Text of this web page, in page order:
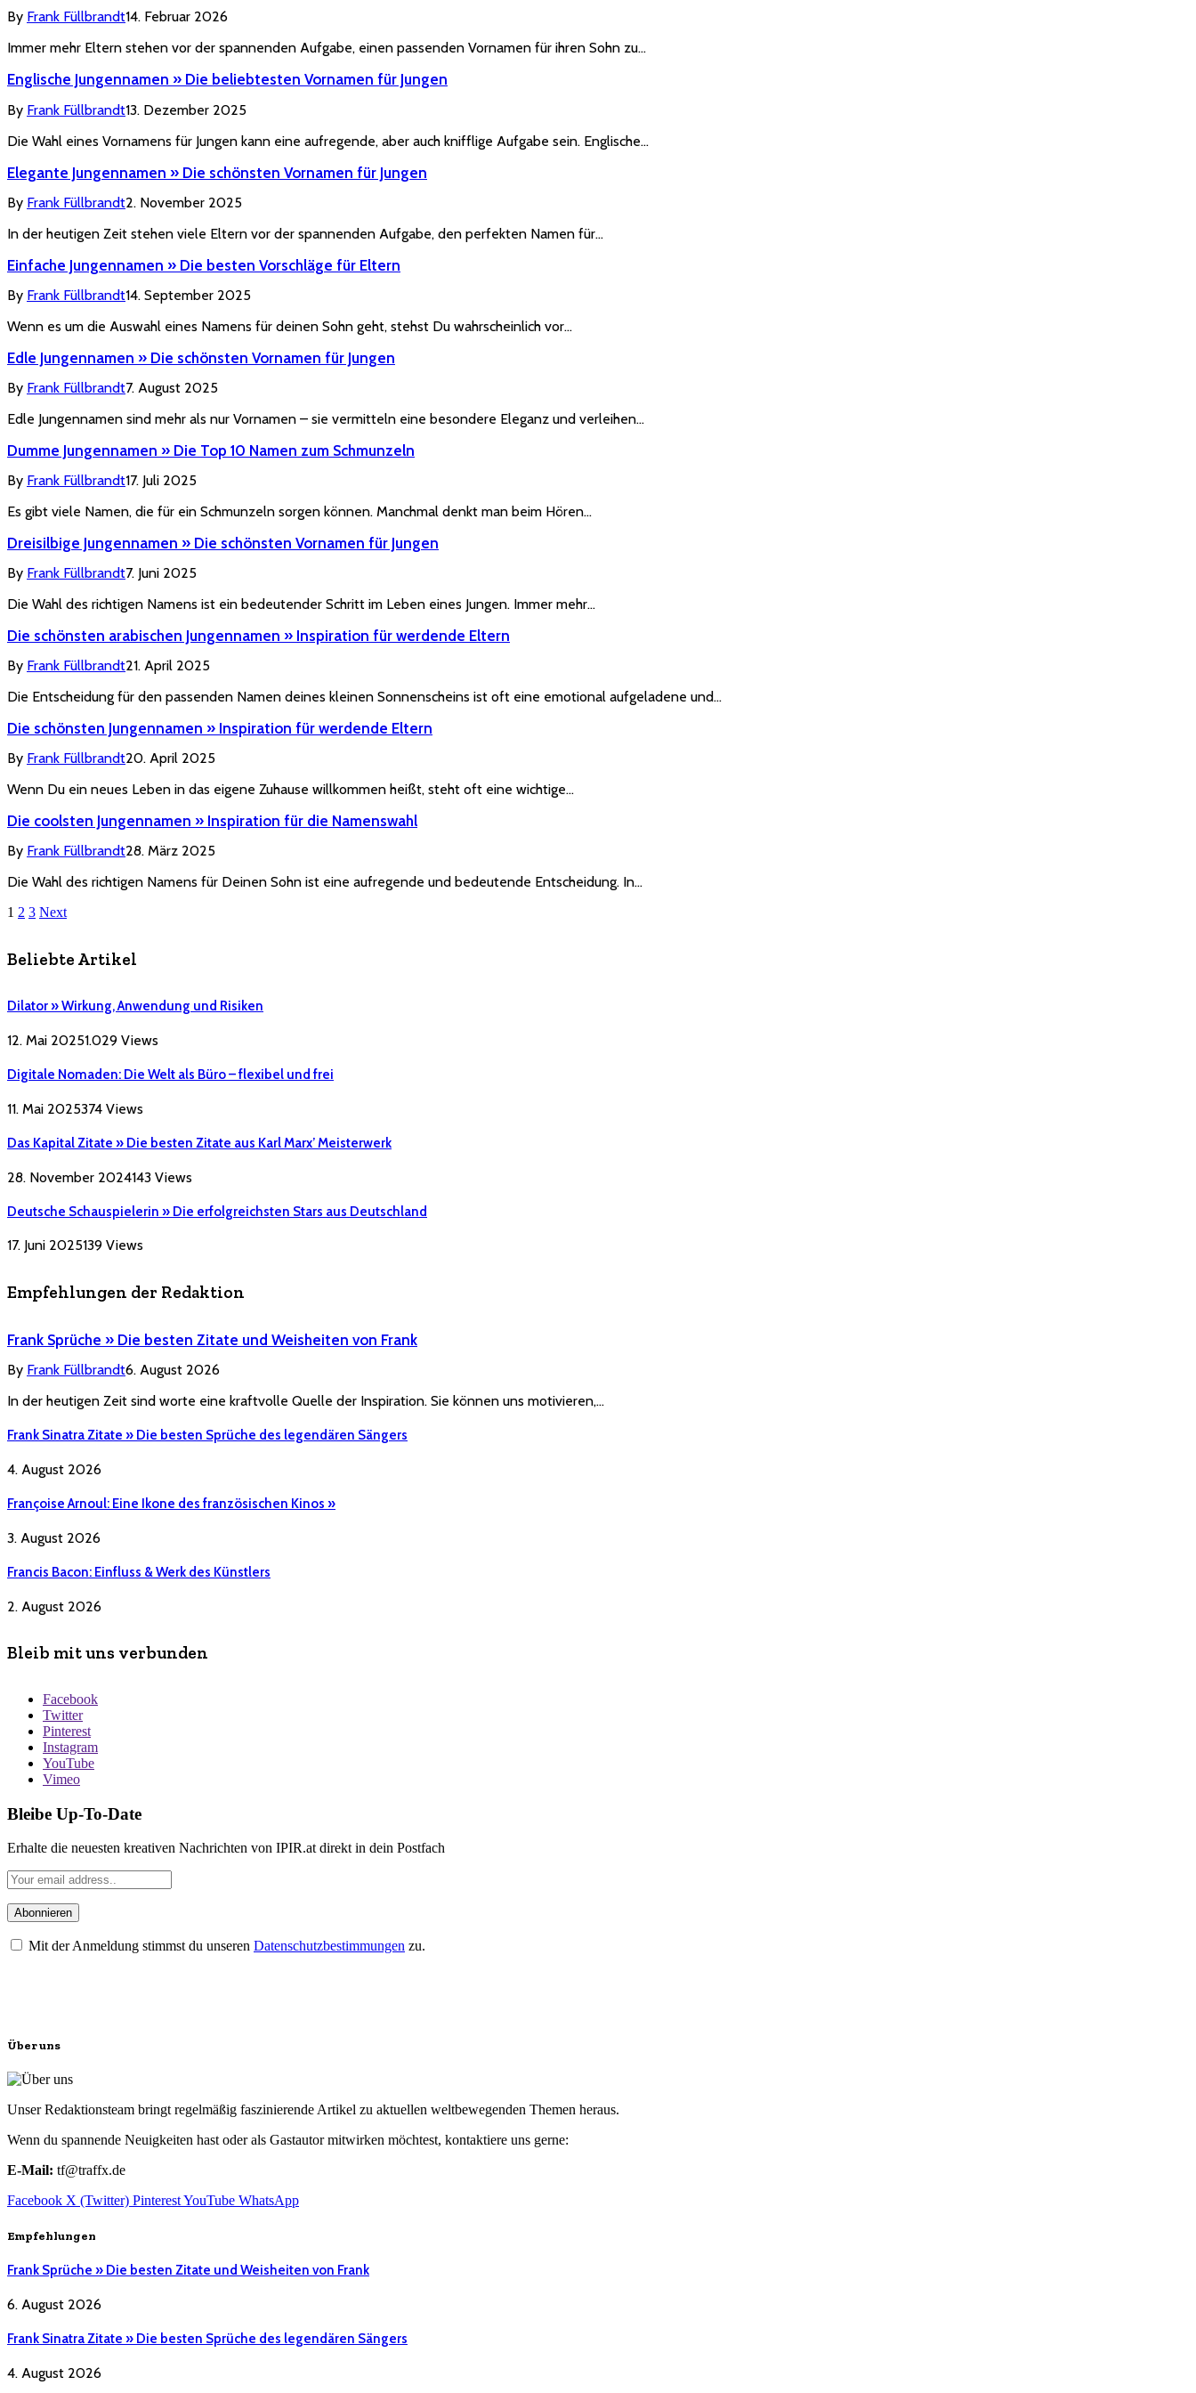
By Frank Füllbrandt14. Februar 2026
Immer mehr Eltern stehen vor der spannenden Aufgabe, einen passenden Vornamen für ihren Sohn zu…
Englische Jungennamen » Die beliebtesten Vornamen für Jungen
By Frank Füllbrandt13. Dezember 2025
Die Wahl eines Vornamens für Jungen kann eine aufregende, aber auch knifflige Aufgabe sein. Englische…
Elegante Jungennamen » Die schönsten Vornamen für Jungen
By Frank Füllbrandt2. November 2025
In der heutigen Zeit stehen viele Eltern vor der spannenden Aufgabe, den perfekten Namen für…
Einfache Jungennamen » Die besten Vorschläge für Eltern
By Frank Füllbrandt14. September 2025
Wenn es um die Auswahl eines Namens für deinen Sohn geht, stehst Du wahrscheinlich vor…
Edle Jungennamen » Die schönsten Vornamen für Jungen
By Frank Füllbrandt7. August 2025
Edle Jungennamen sind mehr als nur Vornamen – sie vermitteln eine besondere Eleganz und verleihen…
Dumme Jungennamen » Die Top 10 Namen zum Schmunzeln
By Frank Füllbrandt17. Juli 2025
Es gibt viele Namen, die für ein Schmunzeln sorgen können. Manchmal denkt man beim Hören…
Dreisilbige Jungennamen » Die schönsten Vornamen für Jungen
By Frank Füllbrandt7. Juni 2025
Die Wahl des richtigen Namens ist ein bedeutender Schritt im Leben eines Jungen. Immer mehr…
Die schönsten arabischen Jungennamen » Inspiration für werdende Eltern
By Frank Füllbrandt21. April 2025
Die Entscheidung für den passenden Namen deines kleinen Sonnenscheins ist oft eine emotional aufgeladene und…
Die schönsten Jungennamen » Inspiration für werdende Eltern
By Frank Füllbrandt20. April 2025
Wenn Du ein neues Leben in das eigene Zuhause willkommen heißt, steht oft eine wichtige…
Die coolsten Jungennamen » Inspiration für die Namenswahl
By Frank Füllbrandt28. März 2025
Die Wahl des richtigen Namens für Deinen Sohn ist eine aufregende und bedeutende Entscheidung. In…
1 2 3 Next
Beliebte Artikel
Dilator » Wirkung, Anwendung und Risiken
12. Mai 20251.029 Views
Digitale Nomaden: Die Welt als Büro – flexibel und frei
11. Mai 2025374 Views
Das Kapital Zitate » Die besten Zitate aus Karl Marx’ Meisterwerk
28. November 2024143 Views
Deutsche Schauspielerin » Die erfolgreichsten Stars aus Deutschland
17. Juni 2025139 Views
Empfehlungen der Redaktion
Frank Sprüche » Die besten Zitate und Weisheiten von Frank
By Frank Füllbrandt6. August 2026
In der heutigen Zeit sind worte eine kraftvolle Quelle der Inspiration. Sie können uns motivieren,…
Frank Sinatra Zitate » Die besten Sprüche des legendären Sängers
4. August 2026
Françoise Arnoul: Eine Ikone des französischen Kinos »
3. August 2026
Francis Bacon: Einfluss & Werk des Künstlers
2. August 2026
Bleib mit uns verbunden
Facebook
Twitter
Pinterest
Instagram
YouTube
Vimeo
Bleibe Up-To-Date
Erhalte die neuesten kreativen Nachrichten von IPIR.at direkt in dein Postfach
Mit der Anmeldung stimmst du unseren Datenschutzbestimmungen zu.
Über uns
Unser Redaktionsteam bringt regelmäßig faszinierende Artikel zu aktuellen weltbewegenden Themen heraus.
Wenn du spannende Neuigkeiten hast oder als Gastautor mitwirken möchtest, kontaktiere uns gerne:
E-Mail: tf@traffx.de
Facebook X (Twitter) PinterestYouTube WhatsApp
Empfehlungen
Frank Sprüche » Die besten Zitate und Weisheiten von Frank
6. August 2026
Frank Sinatra Zitate » Die besten Sprüche des legendären Sängers
4. August 2026